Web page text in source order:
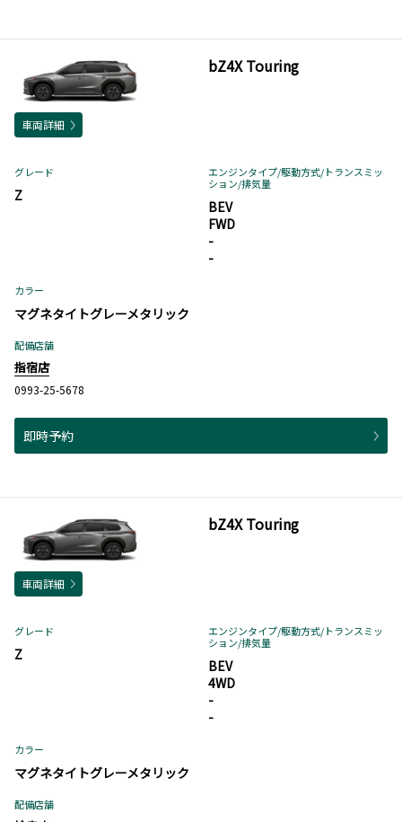
bZ4X Touring
車両詳細
グレード
Z
エンジンタイプ/駆動方式/トランスミッ
ション/排気量
BEV
FWD
-
-
カラー
マグネタイトグレーメタリック
配備店舗
指宿店
0993-25-5678
即時予約
bZ4X Touring
車両詳細
グレード
Z
エンジンタイプ/駆動方式/トランスミッ
ション/排気量
BEV
4WD
-
-
カラー
マグネタイトグレーメタリック
配備店舗